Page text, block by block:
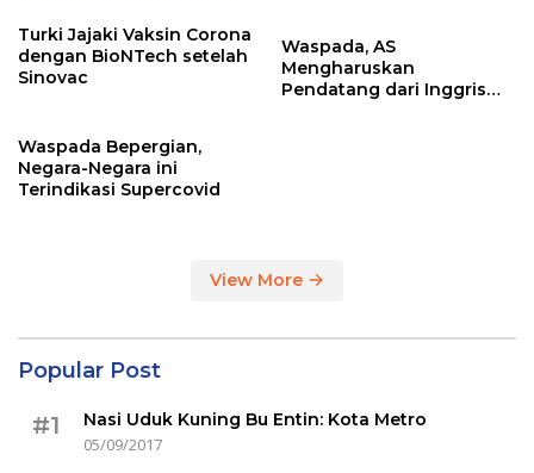
Turki Jajaki Vaksin Corona
dengan BioNTech setelah
Sinovac
Waspada, AS
Mengharuskan
Pendatang dari Inggris
Waspada Bepergian,
Negara-Negara ini
Terindikasi Supercovid
View More
Popular Post
#1
Nasi Uduk Kuning Bu Entin: Kota Metro
05/09/2017